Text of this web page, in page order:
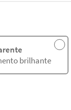
brilhante